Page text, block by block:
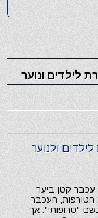
לילדים ונוער
ולנוער
קטן ביער
הטורפות, העכבר
"טרופותי". אך